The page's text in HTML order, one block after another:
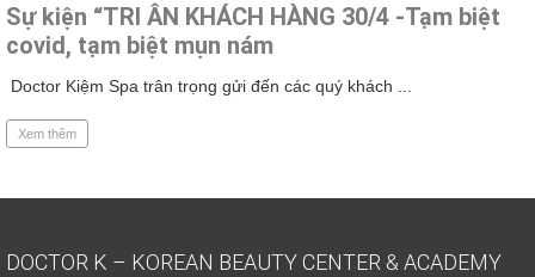
Sự kiện “TRI ÂN KHÁCH HÀNG 30/4 -Tạm biệt
covid, tạm biệt mụn nám
Doctor Kiệm Spa trân trọng gửi đến các quý khách ...
Xem thêm
DOCTOR K – KOREAN BEAUTY CENTER & ACADEMY